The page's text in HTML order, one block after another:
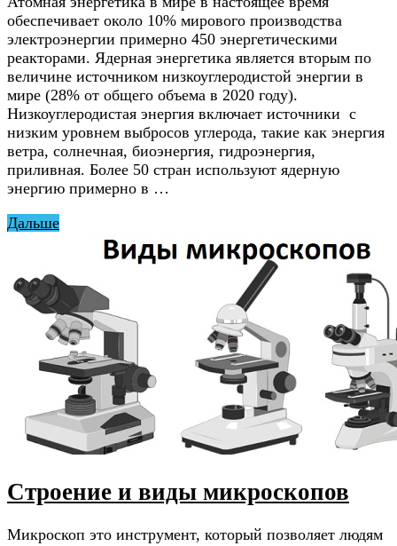
обеспечивает около 10% мирового производства
электроэнергии примерно 450 энергетическими
реакторами. Ядерная энергетика является вторым по
величине источником низкоуглеродистой энергии в
мире (28% от общего объема в 2020 году).
Низкоуглеродистая энергия включает источники с
низким уровнем выбросов углерода, такие как энергия
ветра, солнечная, биоэнергия, гидроэнергия,
приливная. Более 50 стран используют ядерную
энергию примерно в …
Дальше
Строение и виды микроскопов
Микроскоп это инструмент, который позволяет людям